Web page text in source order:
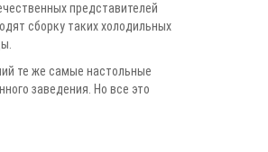
представителей
сборку таких холодильных
те же самые настольные
заведения. Но все это